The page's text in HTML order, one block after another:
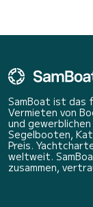
SamBoat ist das
Vermieten von
und
Segelbooten,
Preis.
weltweit.
zusammen,